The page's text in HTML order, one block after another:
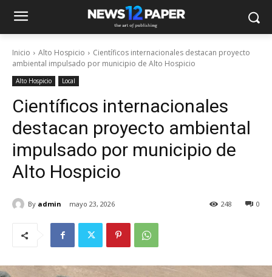
Inicio Alto Hospicio
Científicos internacionales destacan proyecto
ambiental impulsado por municipio de Alto Hospicio
Alto Hospicio Local
Científicos internacionales
destacan proyecto ambiental
impulsado por municipio de
Alto Hospicio
By admin mayo 23, 2026 0
248